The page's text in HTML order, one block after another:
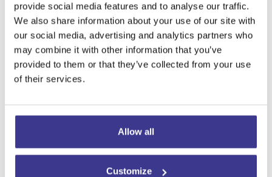
provide social media features and to analyse our traffic.
We also share information about your use of our site with
our social media, advertising and analytics partners who
may combine it with other information that you’ve
provided to them or that they’ve collected from your use
of their services.
Allow all
Customize
tóxicos que provoca la radiación,
sino que da la posibilidad de
complementarlos con otros
tratamientos si llegara a ser
necesario. Esta tecnología resulta
aumentando así el porcentaje de
eficacia de control tumoral a la vez
que se busca disminuir los posibles
efectos secundarios.